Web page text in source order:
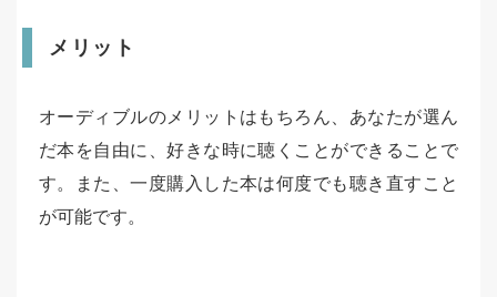
メリット
オーディブルのメリットはもちろん、あなたが選ん
だ本を自由に、好きな時に聴くことができることで
す。また、一度購入した本は何度でも聴き直すこと
が可能です。